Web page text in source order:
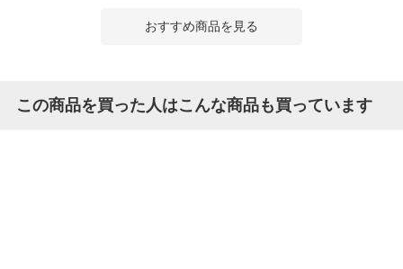
おすすめ商品を見る
この商品を買った人はこんな商品も買っています